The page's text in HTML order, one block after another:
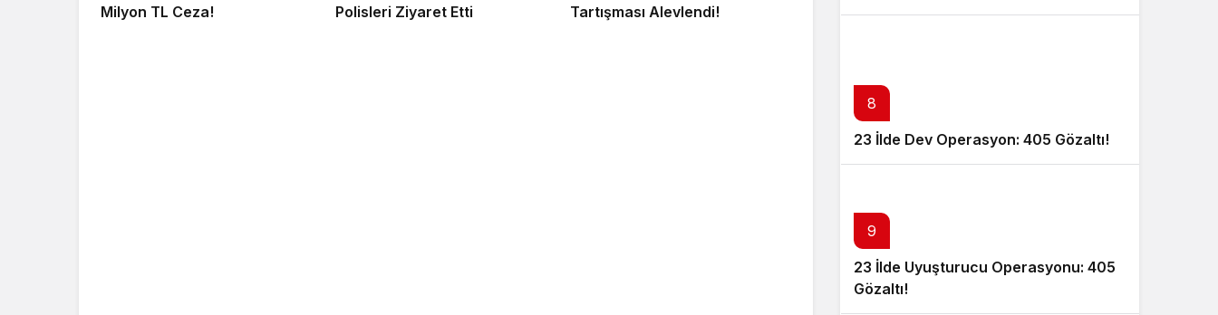
Milyon TL Ceza!
Polisleri Ziyaret Etti
Tartışması Alevlendi!
8
23 İlde Dev Operasyon: 405 Gözaltı!
9
23 İlde Uyuşturucu Operasyonu: 405
Gözaltı!